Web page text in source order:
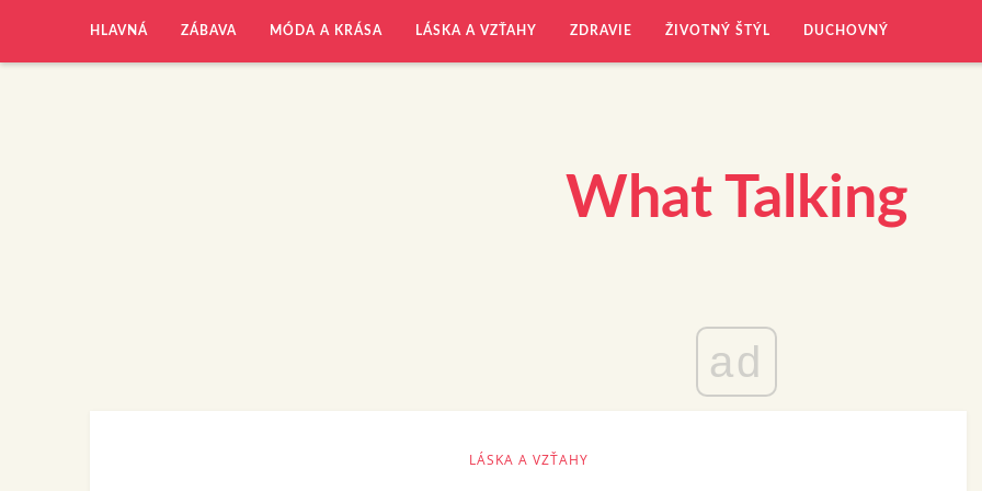
HLAVNÁ ZÁBAVA MÓDA A KRÁSA LÁSKA A VZŤAHY ZDRAVIE ŽIVOTNÝ ŠTÝL DUCHOVNÝ
What Talking
ad
LÁSKA A VZŤAHY